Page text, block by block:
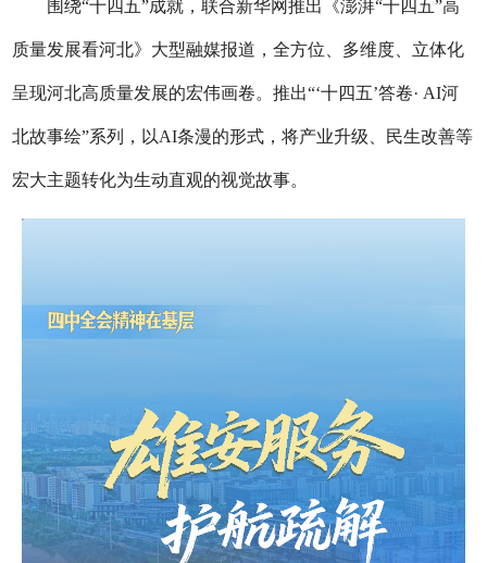
围绕“十四五”成就，联合新华网推出《澎湃“十四五”高
质量发展看河北》大型融媒报道，全方位、多维度、立体化
呈现河北高质量发展的宏伟画卷。推出“‘十四五’答卷· AI河
北故事绘”系列，以AI条漫的形式，将产业升级、民生改善等
宏大主题转化为生动直观的视觉故事。